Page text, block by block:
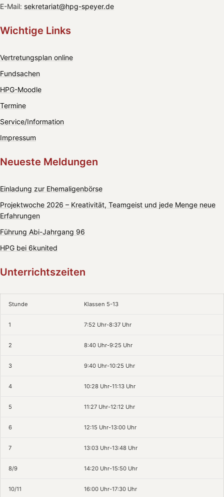
E-Mail: sekretariat@hpg-speyer.de
Wichtige Links
Vertretungsplan online
Fundsachen
HPG-Moodle
Termine
Service/Information
Impressum
Neueste Meldungen
Einladung zur Ehemaligenbörse
Projektwoche 2026 – Kreativität, Teamgeist und jede Menge neue
Erfahrungen
Führung Abi-Jahrgang 96
HPG bei 6kunited
Unterrichtszeiten
Stunde Klassen 5-13
1 7:52 Uhr-8:37 Uhr
2 8:40 Uhr-9:25 Uhr
3 9:40 Uhr-10:25 Uhr
4 10:28 Uhr-11:13 Uhr
5 11:27 Uhr-12:12 Uhr
6 12:15 Uhr-13:00 Uhr
7 13:03 Uhr-13:48 Uhr
8/9 14:20 Uhr-15:50 Uhr
10/11 16:00 Uhr-17:30 Uhr